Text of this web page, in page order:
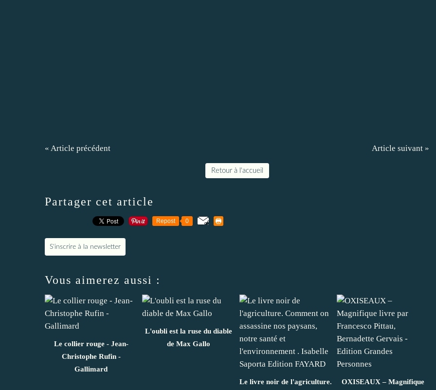
« Article précédent Article suivant »
Retour à l'accueil
Partager cet article
Repost 0
S'inscrire à la newsletter
Vous aimerez aussi :
Le collier rouge - Jean-
Christophe Rufin -
Gallimard
L'oubli est la ruse du diable
de Max Gallo
Le livre noir de l'agriculture.
OXISEAUX – Magnifique